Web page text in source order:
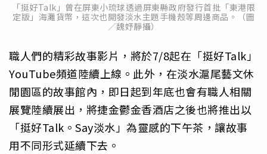
「挺好Talk」曾在屏東小琉球透過屏東縣政府發行首批「東港限
定版」海灘貨幣，這次也開發淡水主題手機殼等周邊商品。（圖
／魏妤靜攝）
職人們的精彩故事影片，將於7/8起在「挺好Talk」
YouTube頻道陸續上線。此外，在淡水滬尾藝文休
閒園區的故事館內，即日起到年底也會有職人相關
展覽陸續展出，將捷金鬱金香酒店之後也將推出以
「挺好Talk。Say淡水」為靈感的下午茶，讓故事
用不同形式延續下去。